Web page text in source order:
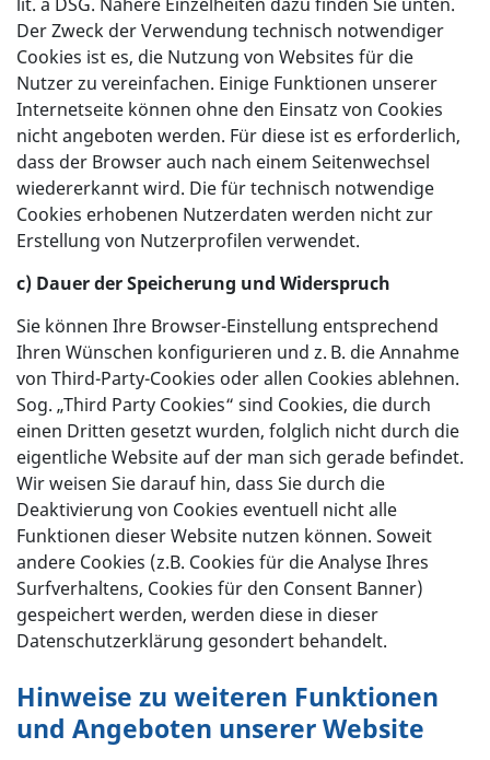
Der Zweck der Verwendung technisch notwendiger
Cookies ist es, die Nutzung von Websites für die
Nutzer zu vereinfachen. Einige Funktionen unserer
Internetseite können ohne den Einsatz von Cookies
nicht angeboten werden. Für diese ist es erforderlich,
dass der Browser auch nach einem Seitenwechsel
wiedererkannt wird. Die für technisch notwendige
Cookies erhobenen Nutzerdaten werden nicht zur
Erstellung von Nutzerprofilen verwendet.
c) Dauer der Speicherung und Widerspruch
Sie können Ihre Browser-Einstellung entsprechend
Ihren Wünschen konfigurieren und z. B. die Annahme
von Third-Party-Cookies oder allen Cookies ablehnen.
Sog. „Third Party Cookies“ sind Cookies, die durch
einen Dritten gesetzt wurden, folglich nicht durch die
eigentliche Website auf der man sich gerade befindet.
Wir weisen Sie darauf hin, dass Sie durch die
Deaktivierung von Cookies eventuell nicht alle
Funktionen dieser Website nutzen können. Soweit
andere Cookies (z.B. Cookies für die Analyse Ihres
Surfverhaltens, Cookies für den Consent Banner)
gespeichert werden, werden diese in dieser
Datenschutzerklärung gesondert behandelt.
Hinweise zu weiteren Funktionen
und Angeboten unserer Website